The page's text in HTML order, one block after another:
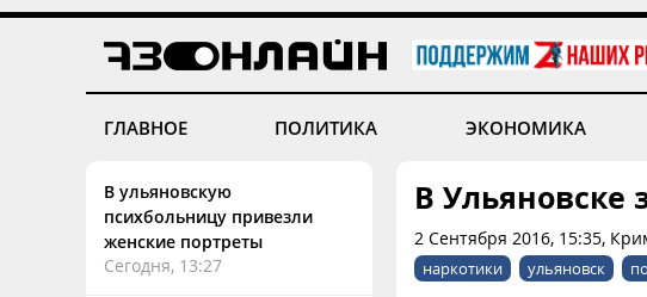
ГЛАВНОЕ ПОЛИТИКА ЭКОНОМИКА
В ульяновскую
психбольницу привезли
женские портреты
Сегодня, 13:27
В
2 Сентября 2016, 15:35,
наркотики ульяновск